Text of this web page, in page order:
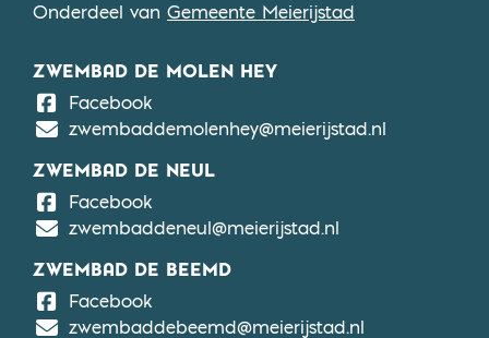
Onderdeel van Gemeente Meierijstad
ZWEMBAD DE MOLEN HEY
FacebookDe Molen Hey
zwembaddemolenhey@meierijstad.nl
ZWEMBAD DE NEUL
FacebookDe Neul
zwembaddeneul@meierijstad.nl
ZWEMBAD DE BEEMD
FacebookDe Beemd
zwembaddebeemd@meierijstad.nl